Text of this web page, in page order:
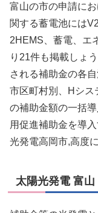
富山の市の申請に
関する蓄電池には
2HEMS、蓄電、エ
り21件も掲載しょ
される補助金の各
市区町村別、Hシス
の補助金額の一括
用促進補助金を導
光発電高岡市,高度
太陽光発電 富山